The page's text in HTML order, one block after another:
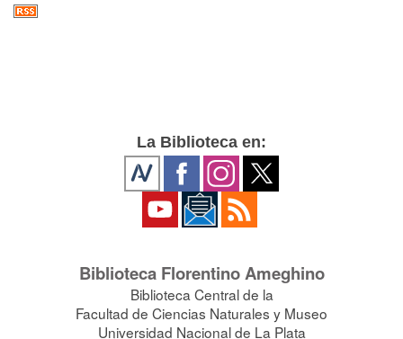
La Biblioteca en:
Biblioteca Florentino Ameghino
Biblioteca Central de la
Facultad de Ciencias Naturales y Museo
Universidad Nacional de La Plata